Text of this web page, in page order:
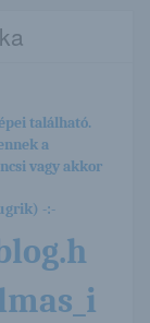
található.
a
vagy akkor
-:-